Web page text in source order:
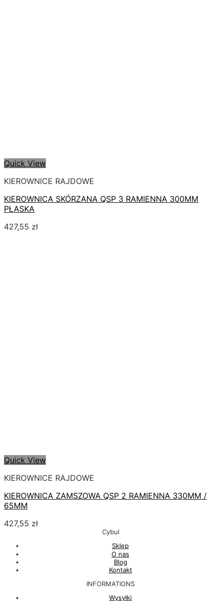
Quick View
KIEROWNICE RAJDOWE
KIEROWNICA SKÓRZANA QSP 3 RAMIENNA 300MM
PŁASKA
427,55 zł
Quick View
KIEROWNICE RAJDOWE
KIEROWNICA ZAMSZOWA QSP 2 RAMIENNA 330MM /
65MM
427,55 zł
Cybul
Sklep
O nas
Blog
Kontakt
INFORMATIONS
Wysyłki